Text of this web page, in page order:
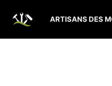
contenu
ARTISANS DES